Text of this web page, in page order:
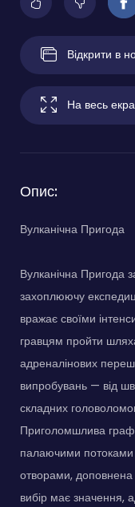
Відкрити в
На весь
Опис:
Вулканічна Пригода
Вулканічна Пригода
захоплюючу
вражає своїми
гравцям пройти
адреналінових
випробувань — від
складних
Приголомшлива
палаючими
отворами,
вибір має значення,